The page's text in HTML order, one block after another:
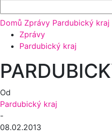
Domů Zprávy Pardubický kraj
Zprávy
Pardubický kraj
Od
Pardubický kraj
-
08.02.2013